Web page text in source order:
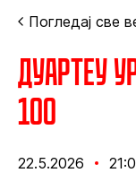
Погледај све
Дуартеу
100
22.5.2026